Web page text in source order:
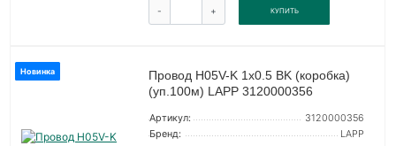
- + КУПИТЬ
Новинка
Провод H05V-K 1х0.5 BK (коробка)
(уп.100м) LAPP 3120000356
Артикул:
3120000356
Бренд:
LAPP